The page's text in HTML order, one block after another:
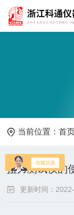
当前位置：首
扭力测试仪的
更新时间：